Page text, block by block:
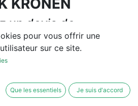
KRONEN
un devis de
vente, un
pour vous offrir une
sur ce site.
Que les essentiels Je suis d'accord